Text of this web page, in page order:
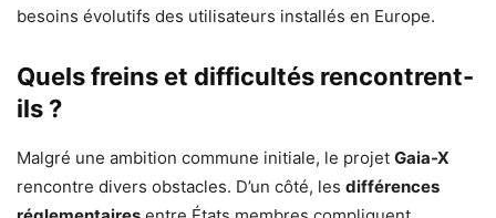
besoins évolutifs des utilisateurs installés en Europe.
Quels freins et difficultés rencontrent-
ils ?
Malgré une ambition commune initiale, le projet Gaia-X
rencontre divers obstacles. D’un côté, les différences